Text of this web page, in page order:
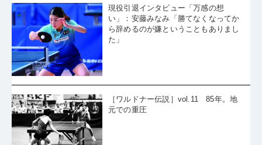
現役引退インタビュー「万感の想
い」：安藤みなみ「勝てなくなってか
ら辞めるのが嫌ということもありまし
た」
［ワルドナー伝説］vol.11 85年。地
元での重圧